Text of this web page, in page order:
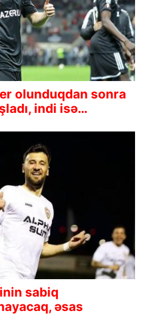
olunduqdan sonra
indi isə…
sabiq
əsas